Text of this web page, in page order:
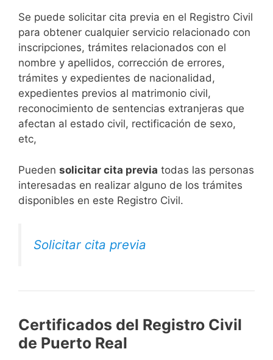
Se puede solicitar cita previa en el Registro Civil
para obtener cualquier servicio relacionado con
inscripciones, trámites relacionados con el
nombre y apellidos, corrección de errores,
trámites y expedientes de nacionalidad,
expedientes previos al matrimonio civil,
reconocimiento de sentencias extranjeras que
afectan al estado civil, rectificación de sexo,
etc,
​Pueden solicitar cita previa todas las personas
interesadas en realizar alguno de los trámites
disponibles en este Registro Civil.​
Solicitar cita previa
Certificados del Registro Civil
de Puerto Real